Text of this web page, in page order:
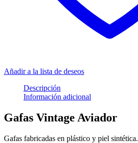
Añadir a la lista de deseos
Descripción
Información adicional
Gafas Vintage Aviador
Gafas fabricadas en plástico y piel sintética.